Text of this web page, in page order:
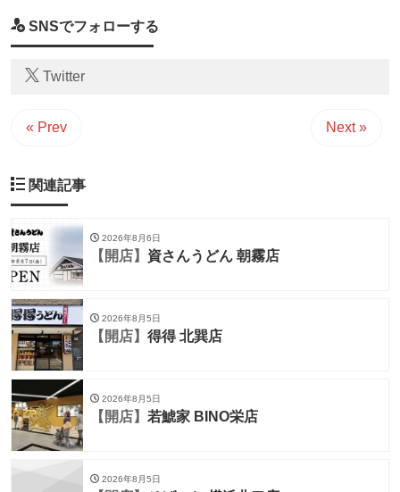
SNSでフォローする
Twitter
« Prev Next »
関連記事
2026年8月6日
【開店】 資さんうどん 朝霧店
2026年8月5日
【開店】 得得 北巽店
2026年8月5日
【開店】 若鯱家 BINO栄店
2026年8月5日